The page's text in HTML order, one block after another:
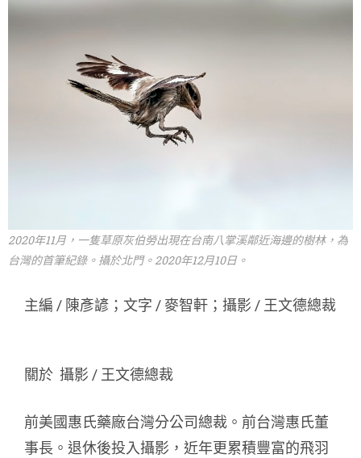
2020年11月，一隻草原灰伯勞出現在台南八掌溪鄰近海邊的樹林，為
台灣的首筆紀錄。攝於北門。2020年12月10日。
主編 / 陳彥諺；文字 / 麥智軒；攝影 / 王文德總裁
關於 攝影 / 王文德總裁
前美國惠氏藥廠台灣分公司總裁。前台灣惠氏董
事長。退休後投入攝影，近年更累積豐富的飛羽